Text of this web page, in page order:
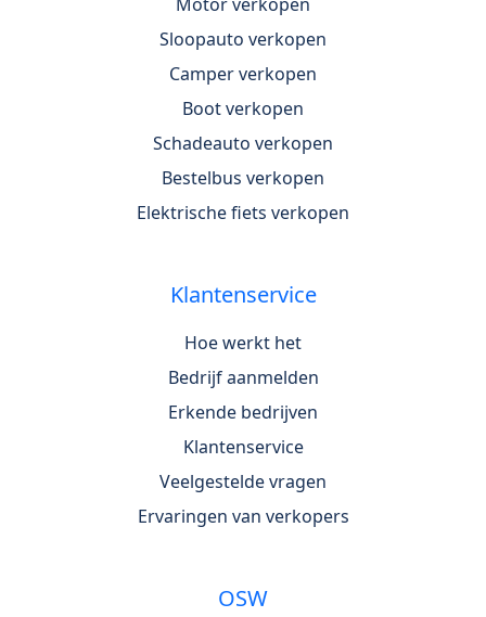
Sloopauto verkopen
Camper verkopen
Boot verkopen
Schadeauto verkopen
Bestelbus verkopen
Elektrische fiets verkopen
Klantenservice
Hoe werkt het
Bedrijf aanmelden
Erkende bedrijven
Klantenservice
Veelgestelde vragen
Ervaringen van verkopers
OSW